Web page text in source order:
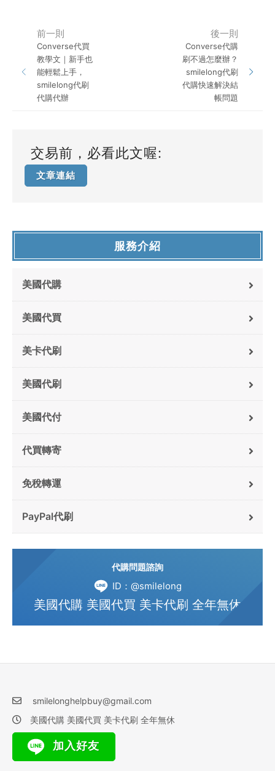
前一則
Converse代買
教學文｜新手也
能輕鬆上手，
smilelong代刷
代購代辦
後一則
Converse代購
刷不過怎麼辦？
smilelong代刷
代購快速解決結
帳問題
交易前，必看此文喔:
文章連結
服務介紹
美國代購
美國代買
美卡代刷
美國代刷
美國代付
代買轉寄
免稅轉運
PayPal代刷
代購問題諮詢
ID：@smilelong
美國代購 美國代買 美卡代刷 全年無休
smilelonghelpbuy@gmail.com
美國代購 美國代買 美卡代刷 全年無休
加入好友